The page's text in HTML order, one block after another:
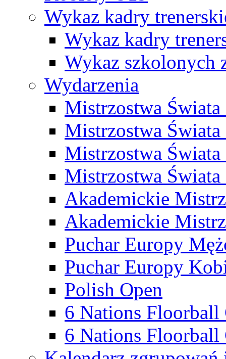
Wykaz kadry
Wykaz kadry
Wykaz szkolonych
Wydarzenia
Mistrzostwa
Mistrzostwa
Mistrzostwa
Mistrzostwa
Akademickie
Akademickie
Puchar Europy
Puchar Europy
Polish Open
6 Nations Floorball
6 Nations Floorball